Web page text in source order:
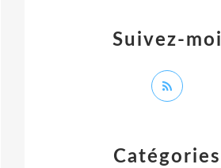
Catégories
Suivez-moi